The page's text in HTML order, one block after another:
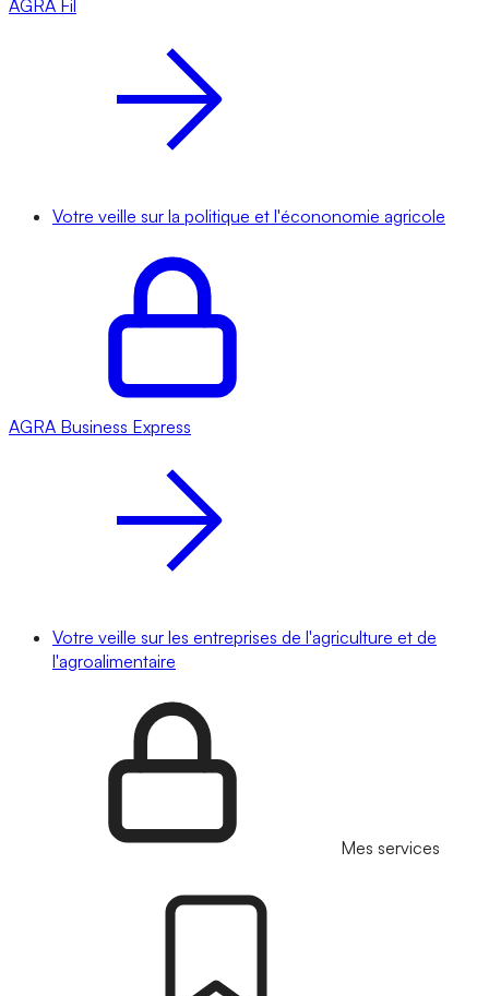
AGRA Fil
Votre veille sur la politique et l'écononomie agricole
AGRA Business Express
Votre veille sur les entreprises de l'agriculture et de
l'agroalimentaire
Mes services